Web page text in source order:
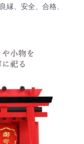
縁、安全、合格、